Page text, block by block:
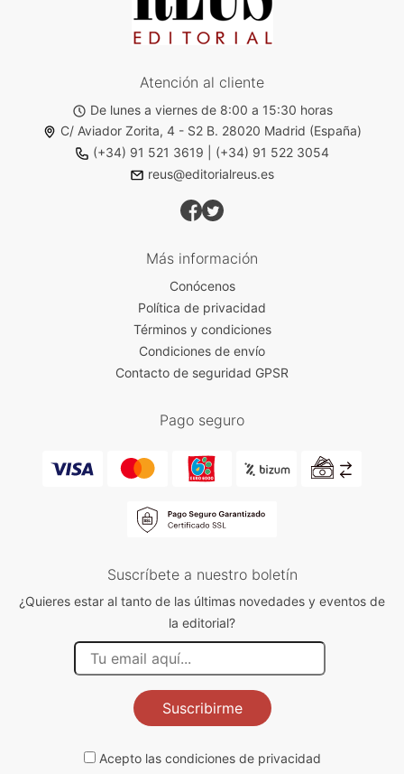
Atención al cliente
De lunes a viernes de 8:00 a 15:30 horas
C/ Aviador Zorita, 4 - S2 B. 28020 Madrid (España)
(+34) 91 521 3619
(+34) 91 522 3054
reus@editorialreus.es
Más información
Conócenos
Política de privacidad
Términos y condiciones
Condiciones de envío
Contacto de seguridad GPSR
Pago seguro
Suscríbete a nuestro boletín
¿Quieres estar al tanto de las últimas novedades y eventos de
la editorial?
Suscribirme
Acepto las condiciones de privacidad